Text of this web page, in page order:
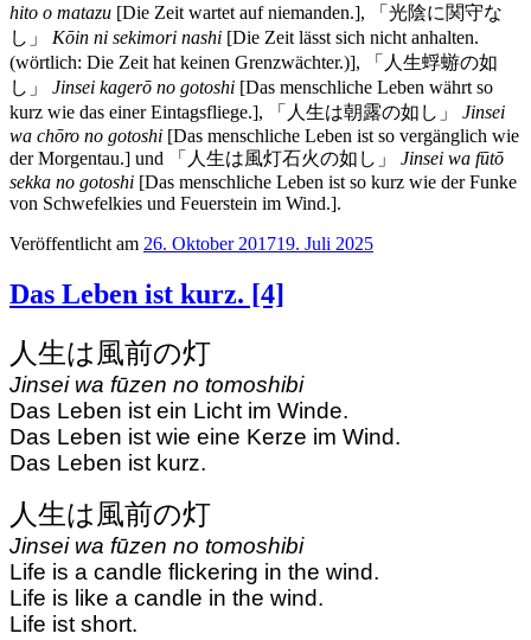
hito o matazu [Die Zeit wartet auf niemanden.], 「光陰に関守な
し」 Kōin ni sekimori nashi [Die Zeit lässt sich nicht anhalten.
(wörtlich: Die Zeit hat keinen Grenzwächter.)], 「人生蜉蝣の如
し」 Jinsei kagerō no gotoshi [Das menschliche Leben währt so
kurz wie das einer Eintagsfliege.], 「人生は朝露の如し」 Jinsei
wa chōro no gotoshi [Das menschliche Leben ist so vergänglich wie
der Morgentau.] und 「人生は風灯石火の如し」 Jinsei wa fūtō
sekka no gotoshi [Das menschliche Leben ist so kurz wie der Funke
von Schwefelkies und Feuerstein im Wind.].
Veröffentlicht am 26. Oktober 201719. Juli 2025
Das Leben ist kurz. [4]
人生は風前の灯
Jinsei wa fūzen no tomoshibi
Das Leben ist ein Licht im Winde.
Das Leben ist wie eine Kerze im Wind.
Das Leben ist kurz.
人生は風前の灯
Jinsei wa fūzen no tomoshibi
Life is a candle flickering in the wind.
Life is like a candle in the wind.
Life ist short.